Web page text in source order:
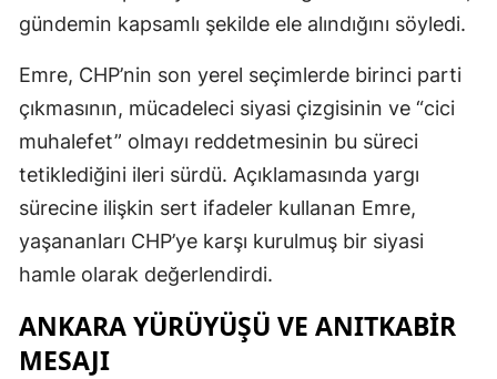
gündemin kapsamlı şekilde ele alındığını söyledi.
Emre, CHP’nin son yerel seçimlerde birinci parti
çıkmasının, mücadeleci siyasi çizgisinin ve “cici
muhalefet” olmayı reddetmesinin bu süreci
tetiklediğini ileri sürdü. Açıklamasında yargı
sürecine ilişkin sert ifadeler kullanan Emre,
yaşananları CHP’ye karşı kurulmuş bir siyasi
hamle olarak değerlendirdi.
ANKARA YÜRÜYÜŞÜ VE ANITKABIR
MESAJI